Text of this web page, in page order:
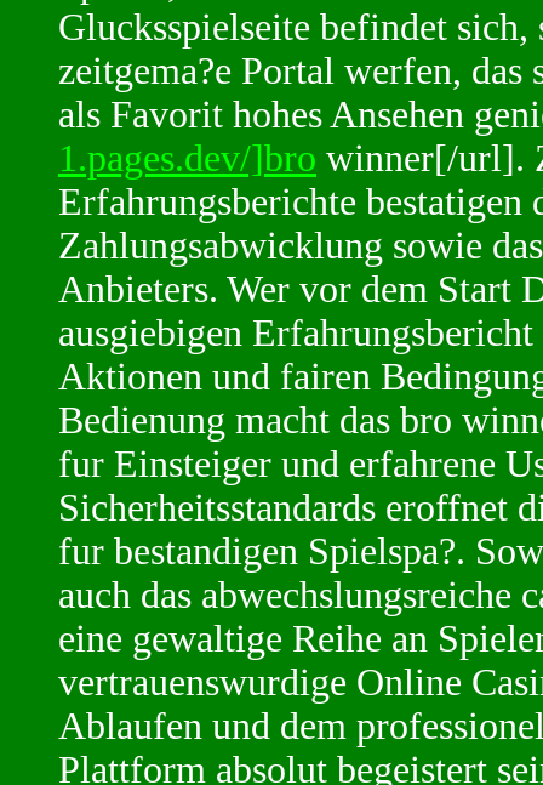
Glucksspielseite befindet
zeitgema?e Portal werfen,
als Favorit hohes Ansehen
1.pages.dev/]bro winner[/url].
Erfahrungsberichte
Zahlungsabwicklung sowie
Anbieters. Wer vor dem Start
ausgiebigen
Aktionen und fairen
Bedienung macht das bro
fur Einsteiger und erfahrene
Sicherheitsstandards eroffnet
fur bestandigen Spielspa?.
auch das abwechslungsreiche
eine gewaltige Reihe an
vertrauenswurdige Online
Ablaufen und dem
Plattform absolut begeistert